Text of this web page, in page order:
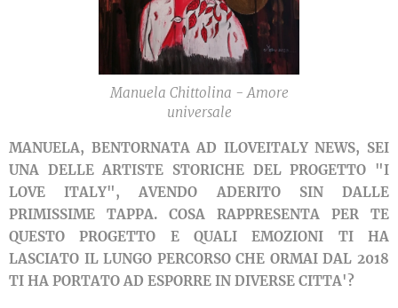
Manuela Chittolina - Amore
universale
MANUELA, BENTORNATA AD ILOVEITALY NEWS, SEI
UNA DELLE ARTISTE STORICHE DEL PROGETTO "I
LOVE ITALY", AVENDO ADERITO SIN DALLE
PRIMISSIME TAPPA. COSA RAPPRESENTA PER TE
QUESTO PROGETTO E QUALI EMOZIONI TI HA
LASCIATO IL LUNGO PERCORSO CHE ORMAI DAL 2018
TI HA PORTATO AD ESPORRE IN DIVERSE CITTA'?